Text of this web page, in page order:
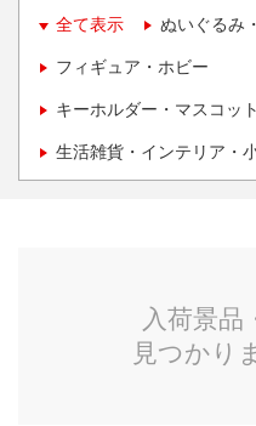
全て表示 ぬいぐるみ
フィギュア・ホビー
キーホルダー・マスコッ
生活雑貨・インテリア・